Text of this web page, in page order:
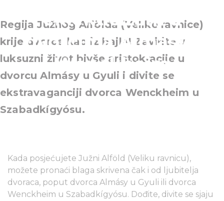
eklekticizam u
dvorcima Almásy i
Wenckheim
Regija Južnog Alfölda (Velike ravnice)
krije dvorce kao iz bajki! Zavirite u
luksuzni život bivše aristokracije u
dvorcu Almásy u Gyuli i divite se
ekstravaganciji dvorca Wenckheim u
Szabadkígyósu.
Kada posjećujete Južni Alföld (Veliku ravnicu),
možete pronaći blaga skrivena čak i od ljubitelja
dvoraca, poput dvorca Almásy u Gyuli ili dvorca
Wenckheim u Szabadkígyósu. Dođite, divite se sjaju